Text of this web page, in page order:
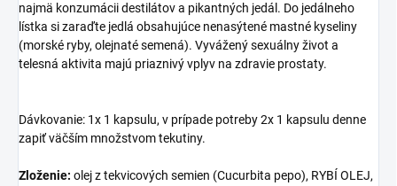
najmä konzumácii destilátov a pikantných jedál. Do jedálneho
lístka si zaraďte jedlá obsahujúce nenasýtené mastné kyseliny
(morské ryby, olejnaté semená). Vyvážený sexuálny život a
telesná aktivita majú priaznivý vplyv na zdravie prostaty.
Dávkovanie: 1x 1 kapsulu, v prípade potreby 2x 1 kapsulu denne
zapiť väčším množstvom tekutiny.
Zloženie: olej z tekvicových semien (Cucurbita pepo), RYBÍ OLEJ,